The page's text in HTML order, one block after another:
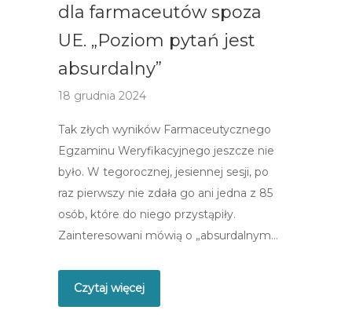
dla farmaceutów spoza
UE. „Poziom pytań jest
absurdalny”
18 grudnia 2024
Tak złych wyników Farmaceutycznego
Egzaminu Weryfikacyjnego jeszcze nie
było. W tegorocznej, jesiennej sesji, po
raz pierwszy nie zdała go ani jedna z 85
osób, które do niego przystąpiły.
Zainteresowani mówią o „absurdalnym…
Czytaj więcej